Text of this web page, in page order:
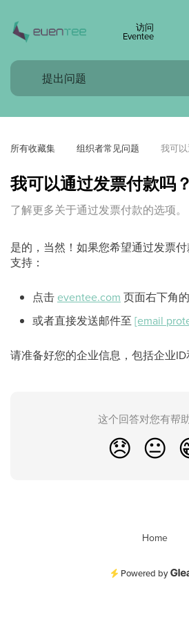
访问
Eventee
所有收藏集 组织者常见问题 我可
我可以通过发票付款吗？
了解更多关于通过发票付款的选项。
是的，当然！如果您希望通过发票
支持：
点击eventee.com 页面右下角
或者直接发送邮件至 [email
请准备好您的企业信息，包括企业ID
这个回答对您有帮
😞 😐
Home
Powered by